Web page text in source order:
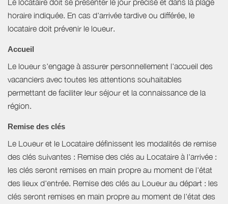
Le locataire doit se présenter le jour précisé et dans la plage
horaire indiquée. En cas d'arrivée tardive ou différée, le
locataire doit prévenir le loueur.
Accueil
Le loueur s'engage à assurer personnellement l'accueil des
vacanciers avec toutes les attentions souhaitables
permettant de faciliter leur séjour et la connaissance de la
région.
Remise des clés
Le Loueur et le Locataire définissent les modalités de remise
des clés suivantes : Remise des clés au Locataire à l'arrivée :
les clés seront remises en main propre au moment de l'état
des lieux d'entrée. Remise des clés au Loueur au départ : les
clés seront remises en main propre au moment de l'état des